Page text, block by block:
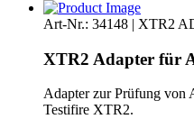
Art-Nr.: 34148 | XTR2
XTR2 Adapter für
Adapter zur Prüfung von
Testifire XTR2.